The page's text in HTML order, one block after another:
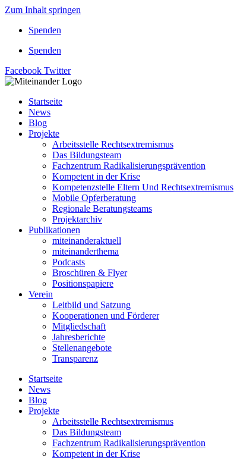
Zum Inhalt springen
Spenden
Spenden
Facebook Twitter
Startseite
News
Blog
Projekte
Arbeitsstelle Rechtsextremismus
Das Bildungsteam
Fachzentrum Radikalisierungsprävention
Kompetent in der Krise
Kompetenzstelle Eltern Und Rechtsextremismus
Mobile Opferberatung
Regionale Beratungsteams
Projektarchiv
Publikationen
miteinanderaktuell
miteinanderthema
Podcasts
Broschüren & Flyer
Positionspapiere
Verein
Leitbild und Satzung
Kooperationen und Förderer
Mitgliedschaft
Jahresberichte
Stellenangebote
Transparenz
Startseite
News
Blog
Projekte
Arbeitsstelle Rechtsextremismus
Das Bildungsteam
Fachzentrum Radikalisierungsprävention
Kompetent in der Krise